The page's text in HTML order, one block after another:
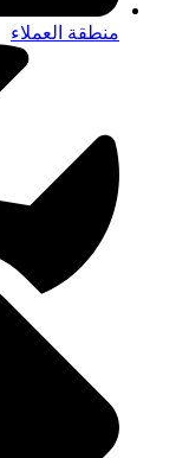
منطقة العملاء